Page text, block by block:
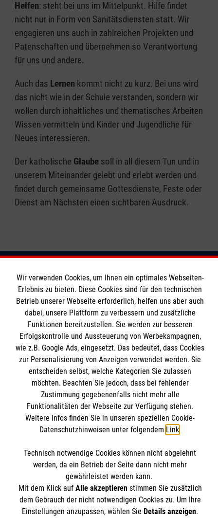
Helfen: steht bei uns im Mittelpunkt. Hilfe findet
nicht nur in Form von Sanitätsdiensten statt. Wir
engagieren uns auch in zahlreichen Projekten und
Patenschaften und übernehmen so Verantwortung
für uns und andere.
Auch das Lernen kommt nicht zu kurz. Bei uns wird
das nicht wie in der Schule verstanden, sondern wir
wollen durch inhaltliches und thematisches Arbeiten
Wissen vermitteln und Kinder und Jugendliche für
Neues interessieren.
Der katholische Glaube soll in all diesem Tun und in
unserem Miteinander gelebt und erlebt werden und
findet durch gemeinsame Gottesdienste, Feste oder
Dienst am Nächsten einen sichtbaren Ausdruck.
Soziale Netzwerke
Informationen
Kontakt
Impressum
Datenschutz
Barrierefreiheit
Malteser online
Malteserorden
Malteser International
Sharepoint
Kontakt
Malteser Jugend Diözese Trier
Metternichstraße 29a
54292 Trier
Der Malteser Hilfsdienst e.V. ist als eingetragene
gemeinnützige Organisation von der Körperschaft- und
Wir verwenden Cookies, um Ihnen ein optimales Webseiten-
Erlebnis zu bieten. Diese Cookies sind für den technischen
Betrieb unserer Webseite erforderlich, helfen uns aber auch
dabei, unsere Plattform zu verbessern und zusätzliche
Funktionen bereitzustellen. Sie werden zur besseren
Erfolgskontrolle und Aussteuerung von Werbekampagnen,
wie z.B. Google Ads, eingesetzt. Das bedeutet, dass Cookies
zur Personalisierung von Anzeigen verwendet werden. Sie
entscheiden selbst, welche Kategorien Sie zulassen
möchten. Beachten Sie jedoch, dass bei fehlender
Zustimmung gegebenenfalls nicht mehr alle
Funktionalitäten der Webseite zur Verfügung stehen.
Weitere Infos finden Sie in unseren speziellen Cookie-
Datenschutzhinweisen unter folgendem Link.
Technisch notwendige Cookies können nicht abgelehnt
werden, da ein Betrieb der Seite dann nicht mehr
gewährleistet werden kann.
Mit dem Klick auf Alle akzeptierenstimmen Sie zusätzlich
dem Gebrauch der nicht notwendigen Cookies zu. Um Ihre
Einstellungen anzupassen, wählen Sie Details anzeigen.